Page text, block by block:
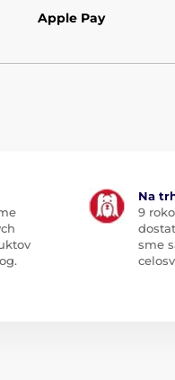
Apple Pay
Na
9
sme